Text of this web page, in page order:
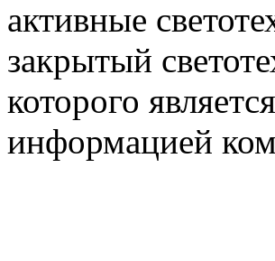
активные
закрытый
которого
информацией